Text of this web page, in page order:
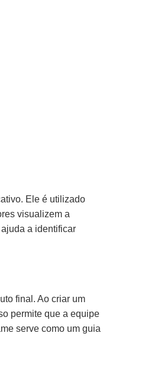
Ele é utilizado
visualizem a
a identificar
final. Ao criar um
permite que a equipe
serve como um guia